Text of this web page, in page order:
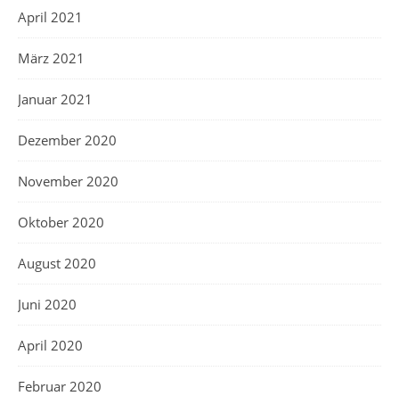
April 2021
März 2021
Januar 2021
Dezember 2020
November 2020
Oktober 2020
August 2020
Juni 2020
April 2020
Februar 2020